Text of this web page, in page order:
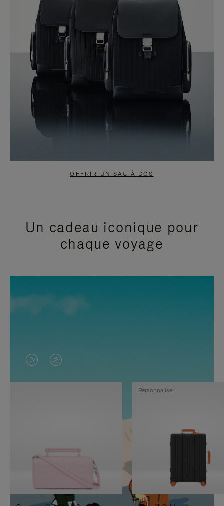
OFFRIR UN SAC À DOS
Un cadeau iconique pour
chaque voyage
LA
VIDÉO
PAUSE,
APPUYEZ
SUR
LE
SON
DÉSACTIVÉ.
VEUILLEZ
Personnaliser